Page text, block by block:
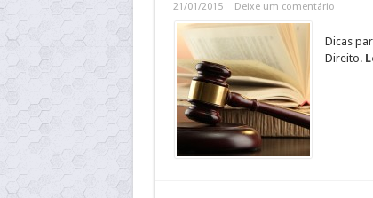
21/01/2015 Deixe um comentário
Dicas
Direito.